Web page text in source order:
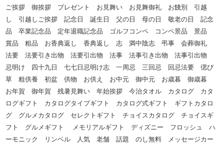
ご挨拶 御挨拶 プレゼント お見舞い お見舞御礼 お餞別 引越
し 引越しご挨拶 記念日 誕生日 父の日 母の日 敬老の日 記念
品 卒業記念品 定年退職記念品 ゴルフコンペ コンペ景品 景品
賞品 粗品 お香典返し 香典返し 志 満中陰志 弔事 会葬御礼
法要 法要引き出物 法要引出物 法事 法事引き出物 法事引出物
忌明け 四十九日 七七日忌明け志 一周忌 三回忌 回忌法要 偲び
草 粗供養 初盆 供物 お供え お中元 御中元 お歳暮 御歳暮
お年賀 御年賀 残暑見舞い 年始挨拶 今治タオル カタログ カタ
ログギフト カタログタイプギフト カタログ式ギフト ギフトカタロ
グ グルメカタログ セレクトギフト チョイスカタログ チョイスギ
フト グルメギフト メモリアルギフト ディズニー フロッシュ ハ
ーモニック リンベル 人気 老舗 話題 のし無料 メッセージカー